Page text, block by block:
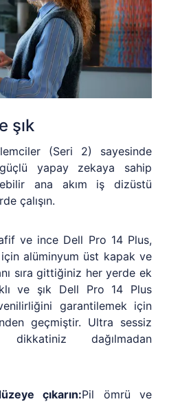
şık
(Seri 2) sayesinde
yapay zekaya sahip
ana akım iş dizüstü
çalışın.
ve ince Dell Pro 14 Plus,
alüminyum üst kapak ve
sıra gittiğiniz her yerde ek
ve şık Dell Pro 14 Plus
garantilemek için
geçmiştir. Ultra sessiz
dikkatiniz dağılmadan
çıkarın:Pil ömrü ve